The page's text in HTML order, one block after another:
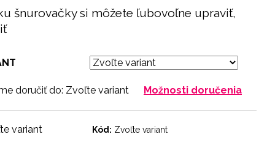
šnurovačky si môžete ľubovoľne upraviť,
doručiť do: Zvoľte variant Možnosti doručenia
variant Kód: Zvoľte variant